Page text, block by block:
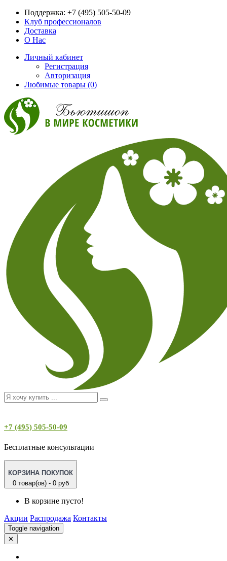
Поддержка: +7 (495) 505-50-09
Клуб профессионалов
Доставка
О Нас
Личный кабинет
Регистрация
Авторизация
Любимые товары (0)
+7 (495) 505-50-09
Бесплатные консультации
КОРЗИНА ПОКУПОК
0 товар(ов) - 0 руб
В корзине пусто!
Акции Распродажа Контакты
Toggle navigation
✕